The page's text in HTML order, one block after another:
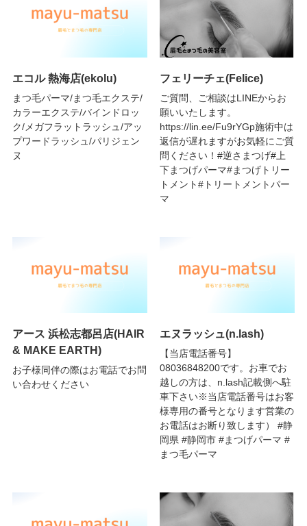
エコル 熱海店(ekolu)
まつ毛パーマ/まつ毛エクステ/
カラーエクステ/バインドロッ
ク/メガフラットラッシュ/アッ
プワードラッシュ/パリジェン
ヌ
フェリーチェ(Felice)
ご質問、ご相談はLINEからお
願いいたします。
https://lin.ee/Fu9rYGp施術中は
返信が遅れますがお気軽にご質
問ください！#逆さまつげ#上
下まつげパーマ#まつげトリー
トメント#トリートメントパー
マ
アース 浜松志都呂店(HAIR
& MAKE EARTH)
お子様同伴の際はお電話でお問
い合わせください
エヌラッシュ(n.lash)
【当店電話番号】
08036848200です。お車でお
越しの方は、n.lash記載側へ駐
車下さい※当店電話番号はお客
様専用の番号となります営業の
お電話はお断り致します） #静
岡県 #静岡市 #まつげパーマ #
まつ毛パーマ